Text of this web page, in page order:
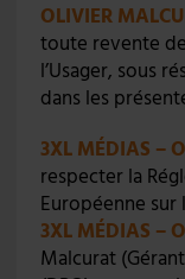
OLIVIER
toute revente
l’Usager, sous
dans les
3XL MÉDIAS –
respecter la
Européenne sur
3XL MÉDIAS –
Malcurat